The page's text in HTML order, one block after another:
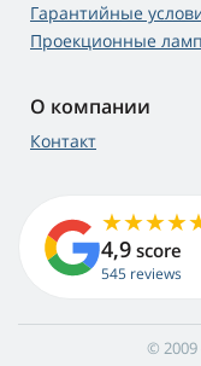
Гарантийные
Проекционные
О компании
Контакт
4,9 score
545 reviews
© 2009